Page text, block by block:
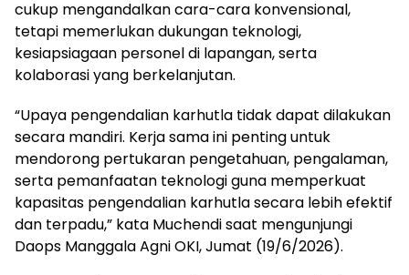
cukup mengandalkan cara-cara konvensional,
tetapi memerlukan dukungan teknologi,
kesiapsiagaan personel di lapangan, serta
kolaborasi yang berkelanjutan.
“Upaya pengendalian karhutla tidak dapat dilakukan
secara mandiri. Kerja sama ini penting untuk
mendorong pertukaran pengetahuan, pengalaman,
serta pemanfaatan teknologi guna memperkuat
kapasitas pengendalian karhutla secara lebih efektif
dan terpadu,” kata Muchendi saat mengunjungi
Daops Manggala Agni OKI, Jumat (19/6/2026).